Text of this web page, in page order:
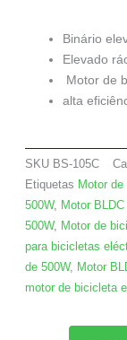
Binário
Elevado
Motor de
alta
SKU BS-105C
Etiquetas Motor
500W, Motor
500W, Motor de
para bicicletas
de 500W, Motor
motor de bicicleta